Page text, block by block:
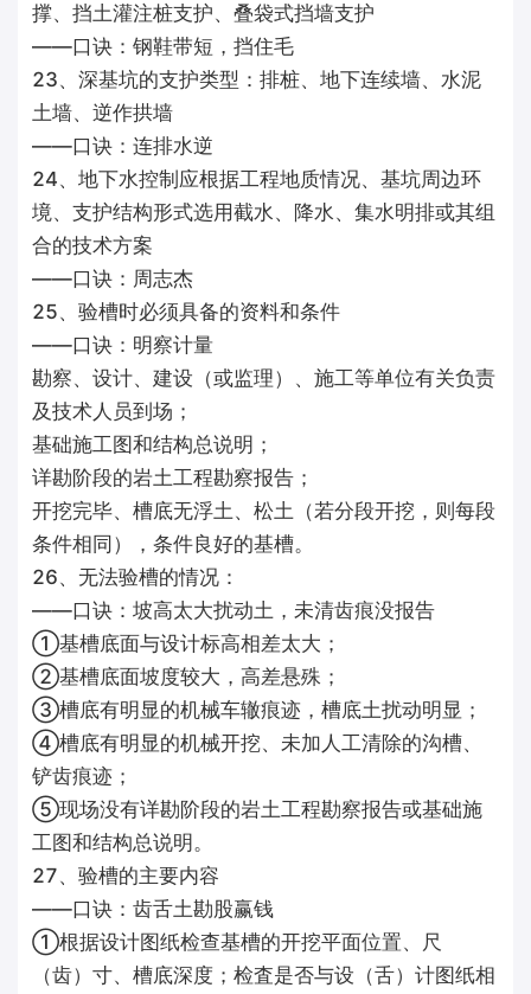
撑、挡土灌注桩支护、叠袋式挡墙支护
——口诀：钢鞋带短，挡住毛
23、深基坑的支护类型：排桩、地下连续墙、水泥
土墙、逆作拱墙
——口诀：连排水逆
24、地下水控制应根据工程地质情况、基坑周边环
境、支护结构形式选用截水、降水、集水明排或其组
合的技术方案
——口诀：周志杰
25、验槽时必须具备的资料和条件
——口诀：明察计量
勘察、设计、建设（或监理）、施工等单位有关负责
及技术人员到场；
基础施工图和结构总说明；
详勘阶段的岩土工程勘察报告；
开挖完毕、槽底无浮土、松土（若分段开挖，则每段
条件相同），条件良好的基槽。
26、无法验槽的情况：
——口诀：坡高太大扰动土，未清齿痕没报告
①基槽底面与设计标高相差太大；
②基槽底面坡度较大，高差悬殊；
③槽底有明显的机械车辙痕迹，槽底土扰动明显；
④槽底有明显的机械开挖、未加人工清除的沟槽、
铲齿痕迹；
⑤现场没有详勘阶段的岩土工程勘察报告或基础施
工图和结构总说明。
27、验槽的主要内容
——口诀：齿舌土勘股赢钱
①根据设计图纸检查基槽的开挖平面位置、尺
（齿）寸、槽底深度；检査是否与设（舌）计图纸相